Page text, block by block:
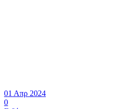
01 Απρ 2024
0